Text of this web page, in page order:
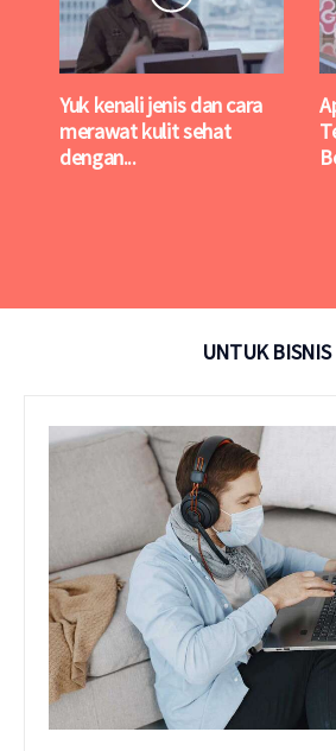
Yuk kenali jenis dan cara
merawat kulit sehat
dengan...
UNTUK BISNIS